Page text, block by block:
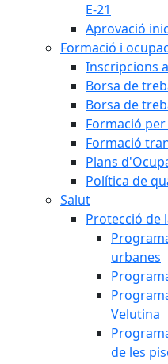
E-21
Aprovació
Formació i
Inscripcions
Borsa de
Borsa de
Formació
Formació
Plans
Política de
Salut
Protecció de
urbanes
Velutina
de les